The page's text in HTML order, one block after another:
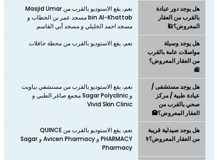
هل يوجد دور عبادة
بالقرب من العقار
المعروض؟🕌
نعم، يقع الاستوديو بالقرب من Masjid Umar
bin Al-Khattab مسجد عمر بن الخطاب و
مسجد احمد الخليلي و مسجد أبي القاسم
هل يوجد وسيلة
مواصلات عامة بالقرب
من العقار المعروض؟
🚉
نعم، يقع الاستوديو بالقرب من محطة حافلات
هل يوجد مستشفى /
عيادة طبية / مركز
صحي بالقرب من
العقار المعروض؟🏥
نعم، يقع الاستوديو بالقرب من مستشفي بياويت
و Sagar Polyclinic مجمع صاغر الطبي و
Vivid Skin Clinic
هل يوجد صيدلية قريبة
من العقار المعروض؟⚕️
نعم، يقع الاستوديو بالقرب من QUINCE
PHARMACY و Avicen Pharmacy و Sagar
Pharmacy